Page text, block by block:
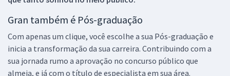
Gran também é Pós-graduação
Com apenas um clique, você escolhe a sua Pós-graduação e
inicia a transformação da sua carreira. Contribuindo com a
sua jornada rumo a aprovação no concurso público que
almeja, e já com o título de especialista em sua área.